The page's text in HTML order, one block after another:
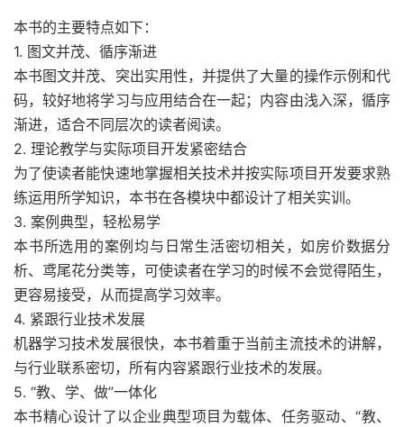
本书的主要特点如下：
1. 图文并茂、循序渐进
本书图文并茂、突出实用性，并提供了大量的操作示例和代
码，较好地将学习与应用结合在一起；内容由浅入深，循序
渐进，适合不同层次的读者阅读。
2. 理论教学与实际项目开发紧密结合
为了使读者能快速地掌握相关技术并按实际项目开发要求熟
练运用所学知识，本书在各模块中都设计了相关实训。
3. 案例典型，轻松易学
本书所选用的案例均与日常生活密切相关，如房价数据分
析、鸢尾花分类等，可使读者在学习的时候不会觉得陌生，
更容易接受，从而提高学习效率。
4. 紧跟行业技术发展
机器学习技术发展很快，本书着重于当前主流技术的讲解，
与行业联系密切，所有内容紧跟行业技术的发展。
5. “教、学、做”一体化
本书精心设计了以企业典型项目为载体、任务驱动、“教、